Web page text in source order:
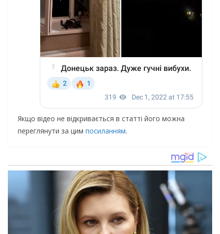
Якщо відео не відкривається в статті його можна
переглянути за цим посиланням.